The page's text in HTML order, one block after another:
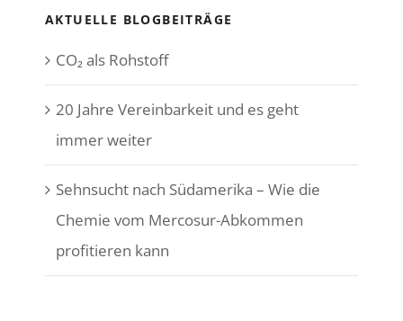
AKTUELLE BLOGBEITRÄGE
CO₂ als Rohstoff
20 Jahre Vereinbarkeit und es geht
immer weiter
Sehnsucht nach Südamerika – Wie die
Chemie vom Mercosur-Abkommen
profitieren kann